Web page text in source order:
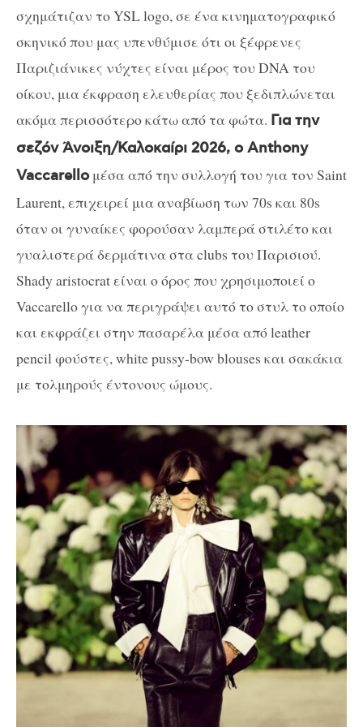
σχημάτιζαν το YSL logo, σε ένα κινηματογραφικό
σκηνικό που μας υπενθύμισε ότι οι ξέφρενες
Παριζιάνικες νύχτες είναι μέρος του DNA του
οίκου, μια έκφραση ελευθερίας που ξεδιπλώνεται
ακόμα περισσότερο κάτω από τα φώτα. Για την
σεζόν Άνοιξη/Καλοκαίρι 2026, ο Anthony
Vaccarelloμέσα από την συλλογή του για τον Saint
Laurent, επιχειρεί μια αναβίωση των 70s και 80s
όταν οι γυναίκες φορούσαν λαμπερά στιλέτο και
γυαλιστερά δερμάτινα στα clubs του Παρισιού.
Shady aristocrat είναι ο όρος που χρησιμοποιεί ο
Vaccarello για να περιγράψει αυτό το στυλ το οποίο
και εκφράζει στην πασαρέλα μέσα από leather
pencil φούστες, white pussy-bow blouses και σακάκια
με τολμηρούς έντονους ώμους.